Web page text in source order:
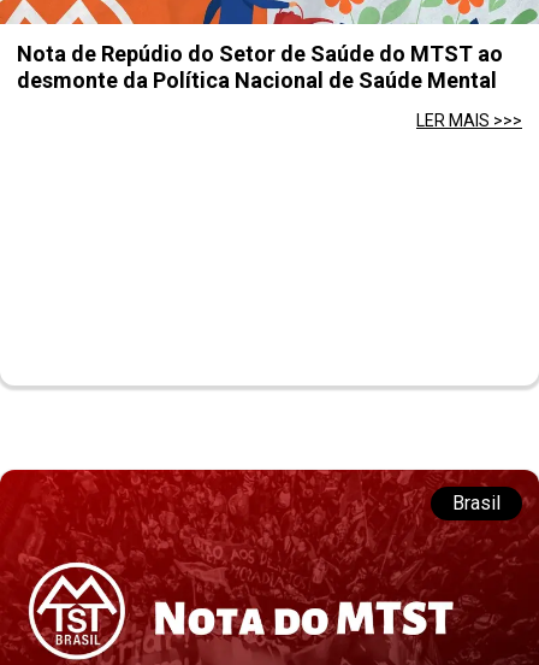
Nota de Repúdio do Setor de Saúde do MTST ao
desmonte da Política Nacional de Saúde Mental
LER MAIS >>>
Brasil